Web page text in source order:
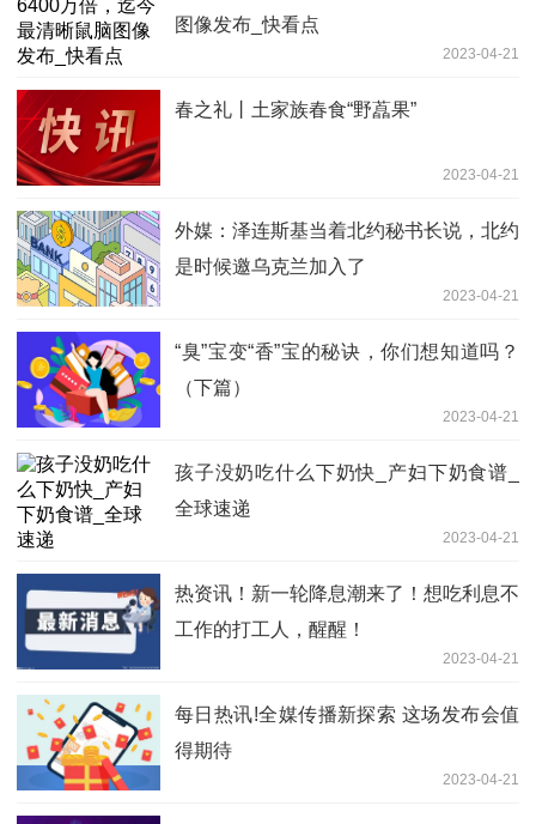
图像发布_快看点
2023-04-21
春之礼丨土家族春食“野藠果”
2023-04-21
外媒：泽连斯基当着北约秘书长说，北约
是时候邀乌克兰加入了
2023-04-21
“臭”宝变“香”宝的秘诀，你们想知道吗？
（下篇）
2023-04-21
孩子没奶吃什么下奶快_产妇下奶食谱_
全球速递
2023-04-21
热资讯！新一轮降息潮来了！想吃利息不
工作的打工人，醒醒！
2023-04-21
每日热讯!全媒传播新探索 这场发布会值
得期待
2023-04-21